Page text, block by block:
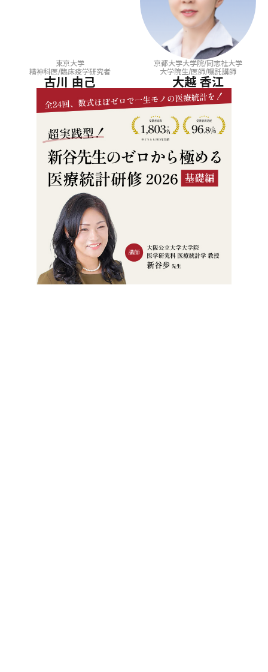
東京大学
精神科医/臨床疫学研究者
古川 由己
京都大学大学院/同志社大学
大学院生/医師/嘱託講師
大越 香江